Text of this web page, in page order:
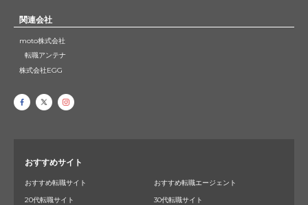
関連会社
moto株式会社
転職アンテナ
株式会社EGG
おすすめサイト
おすすめ転職サイト
おすすめ転職エージェント
20代転職サイト
30代転職サイト